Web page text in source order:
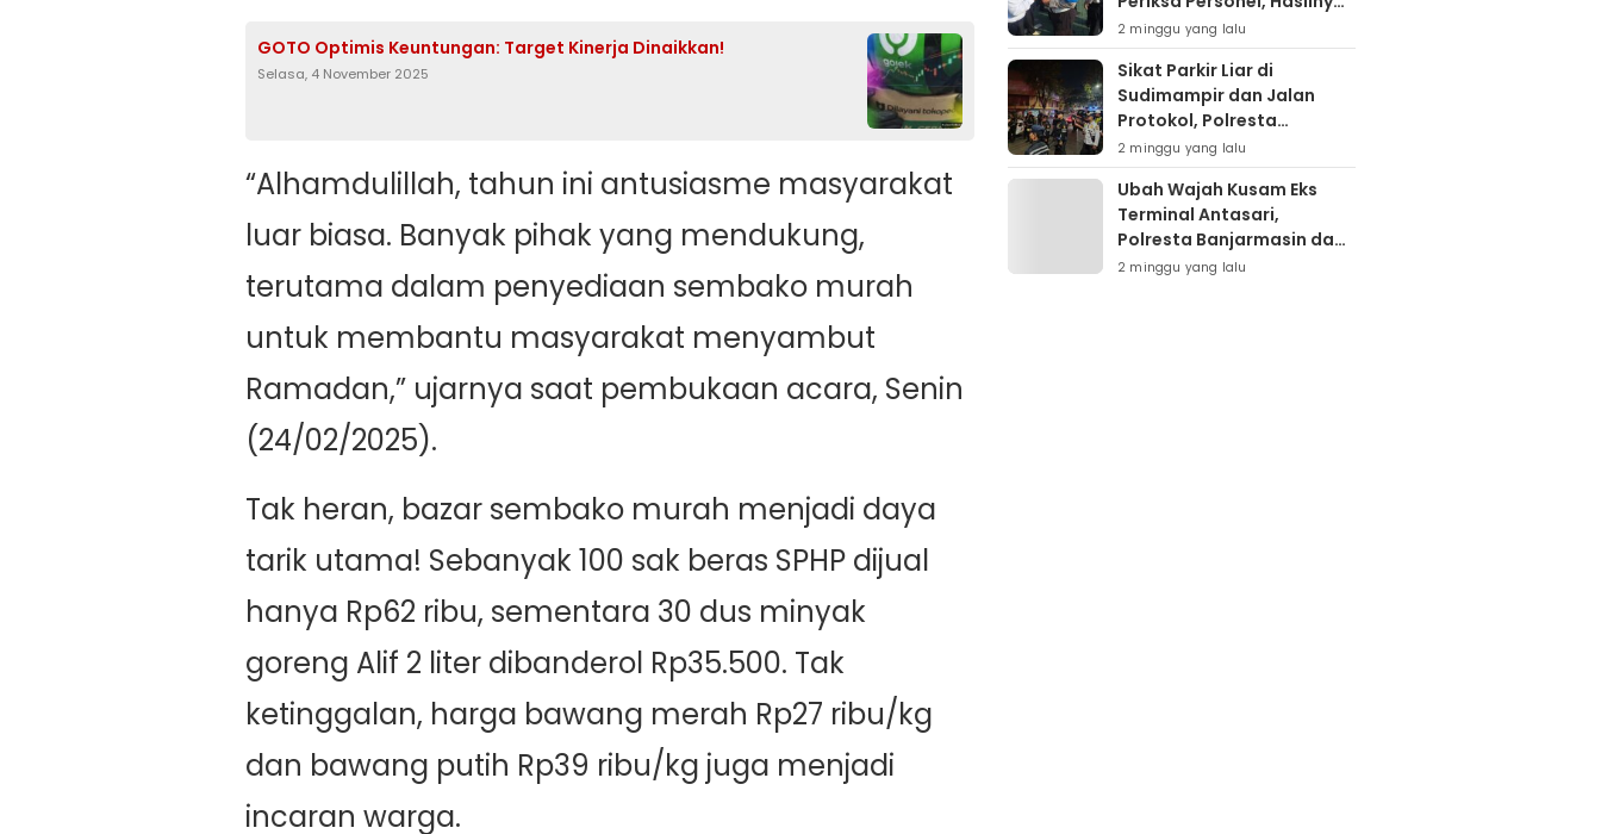
GOTO Optimis Keuntungan: Target Kinerja Dinaikkan!
Selasa, 4 November 2025
“Alhamdulillah, tahun ini antusiasme masyarakat
luar biasa. Banyak pihak yang mendukung,
terutama dalam penyediaan sembako murah
untuk membantu masyarakat menyambut
Ramadan,” ujarnya saat pembukaan acara, Senin
(24/02/2025).
Tak heran, bazar sembako murah menjadi daya
tarik utama! Sebanyak 100 sak beras SPHP dijual
hanya Rp62 ribu, sementara 30 dus minyak
goreng Alif 2 liter dibanderol Rp35.500. Tak
ketinggalan, harga bawang merah Rp27 ribu/kg
dan bawang putih Rp39 ribu/kg juga menjadi
incaran warga.
Nihil Pelanggaran
2 minggu yang lalu
Sikat Parkir Liar di
Sudimampir dan Jalan
Protokol, Polresta
Banjarmasin Mobilisasi
Tim Gabungan
2 minggu yang lalu
Ubah Wajah Kusam Eks
Terminal Antasari,
Polresta Banjarmasin dan
Warga Sapu Bersih
2 minggu yang lalu